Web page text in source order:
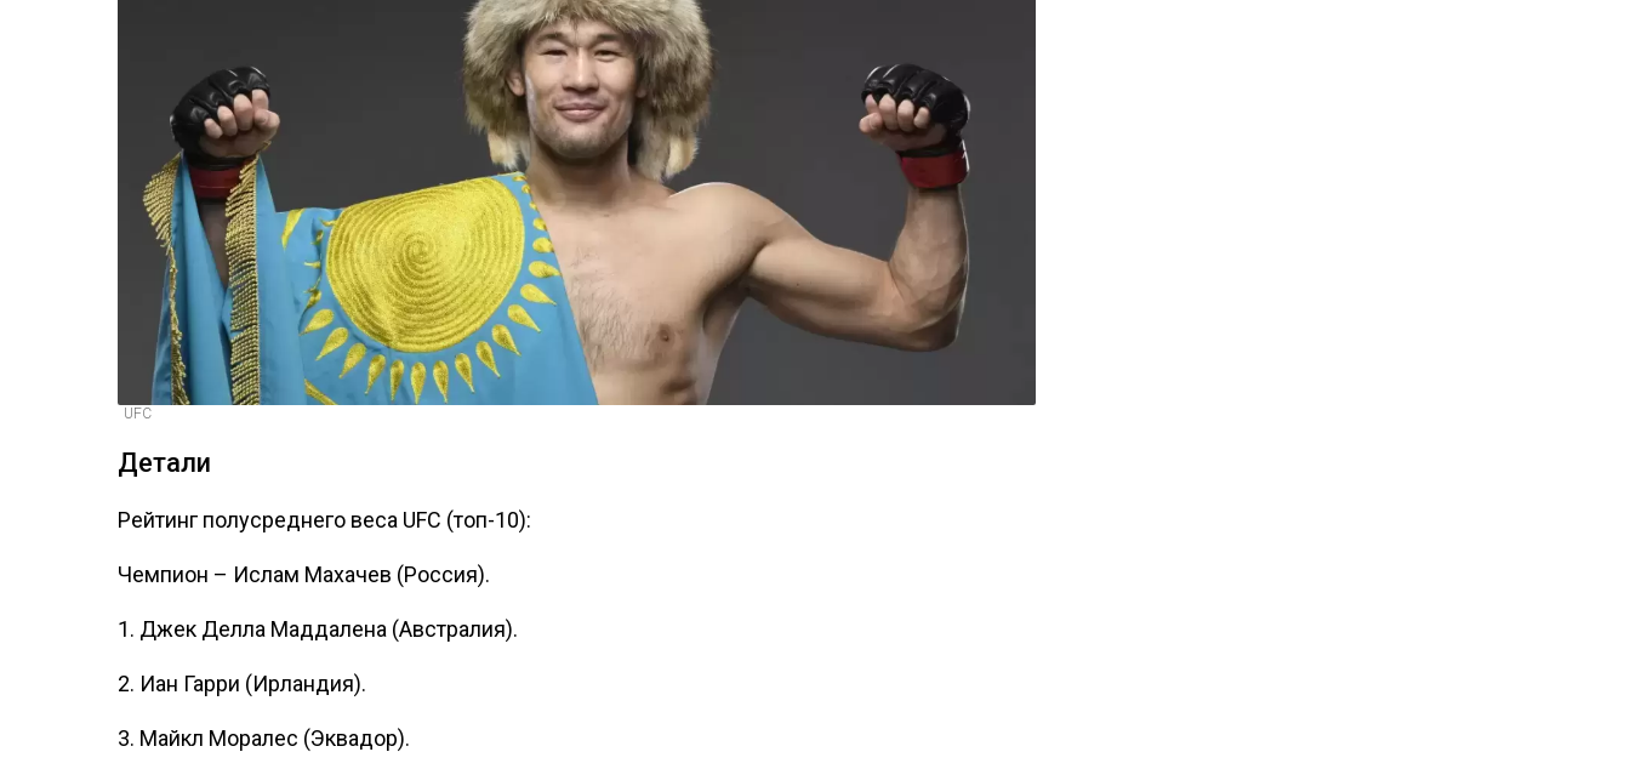
UFC
Детали
Рейтинг полусреднего веса UFC (топ-10):
Чемпион – Ислам Махачев (Россия).
1. Джек Делла Маддалена (Австралия).
2. Иан Гарри (Ирландия).
3. Майкл Моралес (Эквадор).